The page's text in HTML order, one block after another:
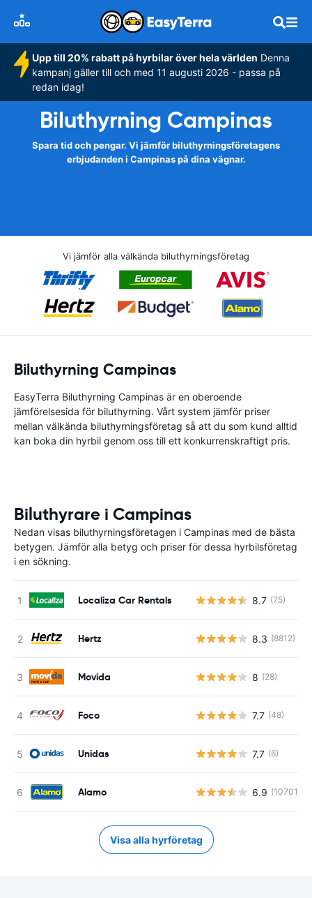
Upp till 20% rabatt på hyrbilar över hela världen Denna
kampanj gäller till och med 11 augusti 2026 - passa på
redan idag!
Biluthyrning Campinas
Spara tid och pengar. Vi jämför biluthyrningsföretagens
erbjudanden i Campinas på dina vägnar.
Vi jämför alla välkända biluthyrningsföretag
Biluthyrning Campinas
EasyTerra Biluthyrning Campinas är en oberoende
jämförelsesida för biluthyrning. Vårt system jämför priser
mellan välkända biluthyrningsföretag så att du som kund alltid
kan boka din hyrbil genom oss till ett konkurrenskraftigt pris.
Biluthyrare i Campinas
Nedan visas biluthyrningsföretagen i Campinas med de bästa
betygen. Jämför alla betyg och priser för dessa hyrbilsföretag
i en sökning.
Localiza Car Rentals 8.7 (75)
Hertz 8.3 (8812)
Movida 8 (28)
Foco 7.7 (48)
Unidas 7.7 (6)
Alamo 6.9 (10701)
Visa alla hyrföretag